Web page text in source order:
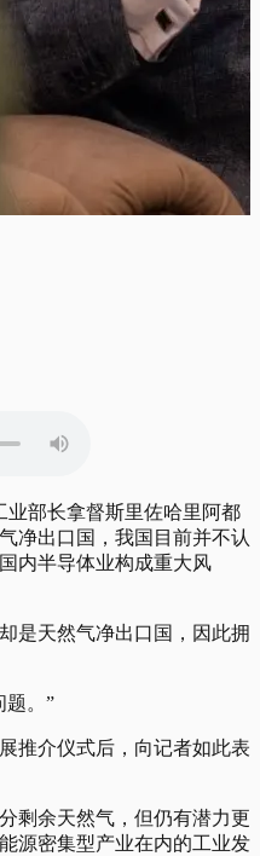
业部长拿督斯里佐哈里阿都
净出口国，我国目前并不认
内半导体业构成重大风
是天然气净出口国，因此拥
题。”
推介仪式后，向记者如此表
剩余天然气，但仍有潜力更
源密集型产业在内的工业发